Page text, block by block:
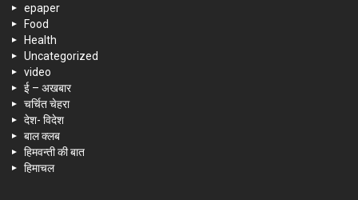
epaper
Food
Health
Uncategorized
video
ई – अखबार
चर्चित चेहरा
देश- विदेश
बाल क्लब
हिमवन्ती की बात
हिमाचल